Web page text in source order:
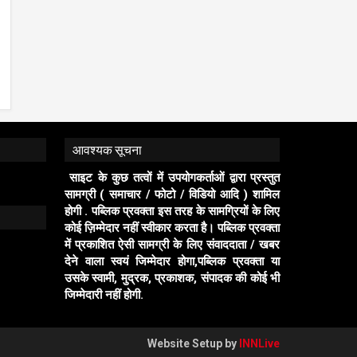
आवश्यक सूचना
साइट के कुछ तत्वों में उपयोगकर्ताओं द्वारा प्रस्तुत
सामग्री ( समाचार / फोटो / विडियो आदि ) शामिल
होगी . पब्लिक प्रवक्ता इस तरह के सामग्रियों के लिए
कोई ज़िम्मेदार नहीं स्वीकार करता है। पब्लिक प्रवक्ता
में प्रकाशित ऐसी सामग्री के लिए संवाददाता / खबर
देने वाला स्वयं जिम्मेदार होगा,पब्लिक प्रवक्ता या
उसके स्वामी, मुद्रक, प्रकाशक, संपादक की कोई भी
जिम्मेदारी नहीं होगी.
Website Setup by INNLive